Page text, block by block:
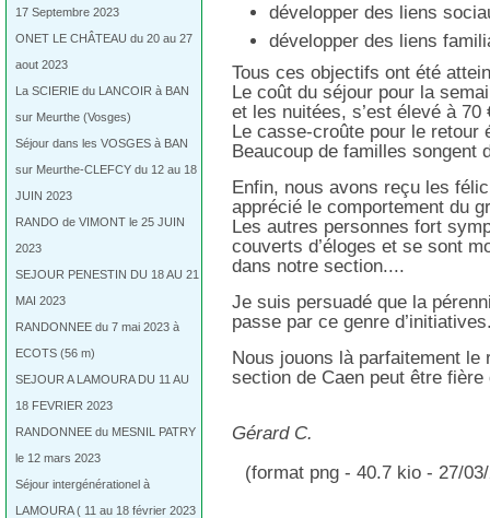
17 Septembre 2023
ONET LE CHÂTEAU du 20 au 27
aout 2023
La SCIERIE du LANCOIR à BAN
sur Meurthe (Vosges)
Séjour dans les VOSGES à BAN
sur Meurthe-CLEFCY du 12 au 18
JUIN 2023
RANDO de VIMONT le 25 JUIN
2023
SEJOUR PENESTIN DU 18 AU 21
MAI 2023
RANDONNEE du 7 mai 2023 à
ECOTS (56 m)
SEJOUR A LAMOURA DU 11 AU
18 FEVRIER 2023
RANDONNEE du MESNIL PATRY
le 12 mars 2023
Séjour intergénérationel à
LAMOURA ( 11 au 18 février 2023
développer des liens
développer des liens
Tous ces objectifs ont été
Le coût du séjour pour la
et les nuitées, s’est élevé à
Le casse-croûte pour le retour
Beaucoup de familles songent
Enfin, nous avons reçu les
apprécié le comportement du
Les autres personnes fort
couverts d’éloges et se sont
dans notre section....
Je suis persuadé que la
passe par ce genre
Nous jouons là parfaitement
section de Caen peut être
Gérard C.
(format png - 40.7 kio - 27/